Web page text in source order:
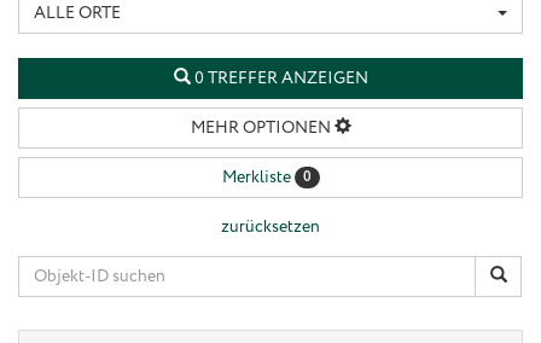
ALLE ORTE
0 TREFFER ANZEIGEN
MEHR OPTIONEN
Merkliste 0
zurücksetzen